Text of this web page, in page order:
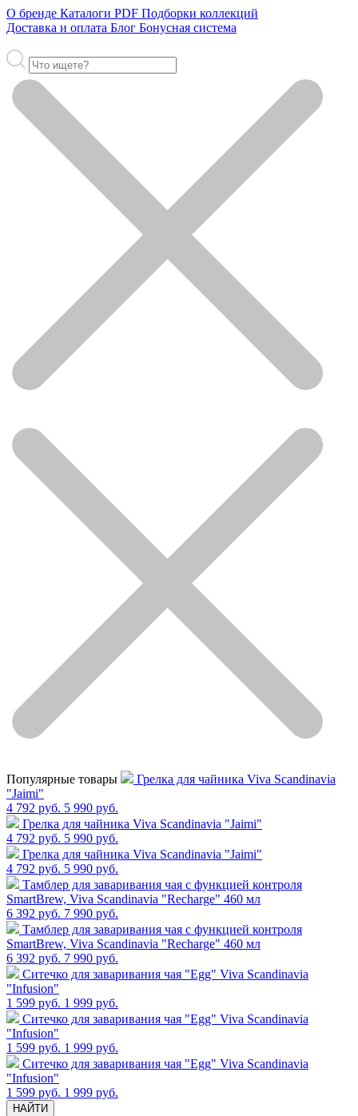
О бренде Каталоги PDF Подборки коллекций
Доставка и оплата Блог Бонусная система
Популярные товары
Грелка для чайника Viva Scandinavia
"Jaimi"
4 792 руб. 5 990 руб.
Грелка для чайника Viva Scandinavia "Jaimi"
4 792 руб. 5 990 руб.
Грелка для чайника Viva Scandinavia "Jaimi"
4 792 руб. 5 990 руб.
Тамблер для заваривания чая с функцией контроля
SmartBrew, Viva Scandinavia "Recharge" 460 мл
6 392 руб. 7 990 руб.
Тамблер для заваривания чая с функцией контроля
SmartBrew, Viva Scandinavia "Recharge" 460 мл
6 392 руб. 7 990 руб.
Cитечко для заваривания чая "Egg" Viva Scandinavia
"Infusion"
1 599 руб. 1 999 руб.
Cитечко для заваривания чая "Egg" Viva Scandinavia
"Infusion"
1 599 руб. 1 999 руб.
Cитечко для заваривания чая "Egg" Viva Scandinavia
"Infusion"
1 599 руб. 1 999 руб.
НАЙТИ